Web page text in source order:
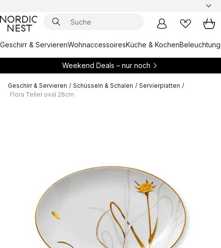
Geschirr & ServierenWohnaccessoiresKüche & KochenBeleuchtung
Weekend Deals – nur noch
Geschirr & Servieren / Schüsseln & Schalen / Servierplatten /
Flora Teller oval 26cm